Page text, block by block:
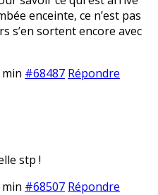
enceinte, ce n’est pas
s’en sortent encore avec
#68487 Répondre
stp !
#68507 Répondre